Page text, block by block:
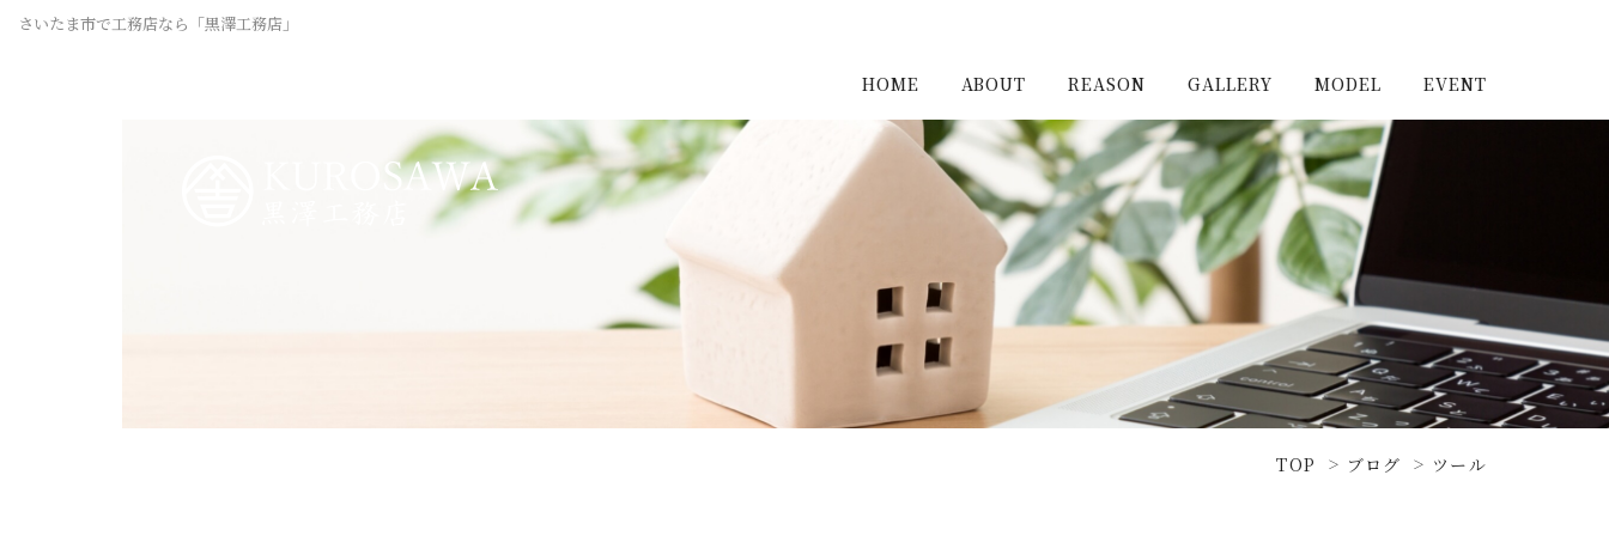
さいたま市で工務店なら「黒澤工務店」
HOME ABOUT REASON GALLERY
施工実例（新築）
施工実例（リノベーショ
ン）
MODEL
浦和住宅公園
浦和住宅展示場Miraizu
大宮北ハウジングステージ
EVENT
TOP ブログ ツール